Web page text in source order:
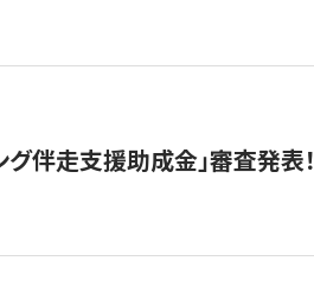
グ伴走支援助成金」審査発表！